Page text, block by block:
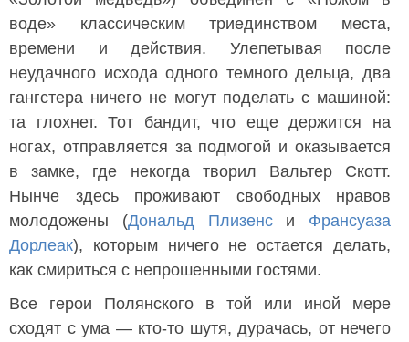
воде» классическим триединством места,
времени и действия. Улепетывая после
неудачного исхода одного темного дельца, два
гангстера ничего не могут поделать с машиной:
та глохнет. Тот бандит, что еще держится на
ногах, отправляется за подмогой и оказывается
в замке, где некогда творил Вальтер Скотт.
Нынче здесь проживают свободных нравов
молодожены (Дональд Плизенси Франсуаза
Дорлеак), которым ничего не остается делать,
как смириться с непрошенными гостями.
Все герои Полянского в той или иной мере
сходят с ума — кто-то шутя, дурачась, от нечего